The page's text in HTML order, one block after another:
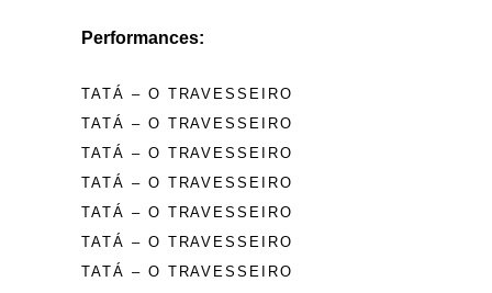
Performances:
TATÁ – O TRAVESSEIRO
TATÁ – O TRAVESSEIRO
TATÁ – O TRAVESSEIRO
TATÁ – O TRAVESSEIRO
TATÁ – O TRAVESSEIRO
TATÁ – O TRAVESSEIRO
TATÁ – O TRAVESSEIRO